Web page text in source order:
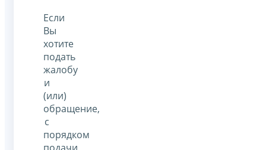
Если
Вы
хотите
подать
жалобу
и
(или)
обращение,
с
порядком